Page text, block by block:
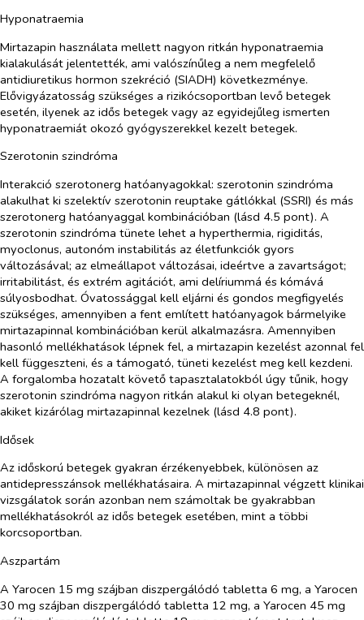
Hyponatraemia
Mirtazapin használata mellett nagyon ritkán hyponatraemia
kialakulását jelentették, ami valószínűleg a nem megfelelő
antidiuretikus hormon szekréció (SIADH) következménye.
Elővigyázatosság szükséges a rizikócsoportban levő betegek
esetén, ilyenek az idős betegek vagy az egyidejűleg ismerten
hyponatraemiát okozó gyógyszerekkel kezelt betegek.
Szerotonin szindróma
Interakció szerotonerg hatóanyagokkal: szerotonin szindróma
alakulhat ki szelektív szerotonin reuptake gátlókkal (SSRI) és más
szerotonerg hatóanyaggal kombinációban (lásd 4.5 pont). A
szerotonin szindróma tünete lehet a hyperthermia, rigiditás,
myoclonus, autonóm instabilitás az életfunkciók gyors
változásával; az elmeállapot változásai, ideértve a zavartságot;
irritabilitást, és extrém agitációt, ami delíriummá és kómává
súlyosbodhat. Óvatossággal kell eljárni és gondos megfigyelés
szükséges, amennyiben a fent említett hatóanyagok bármelyike
mirtazapinnal kombinációban kerül alkalmazásra. Amennyiben
hasonló mellékhatások lépnek fel, a mirtazapin kezelést azonnal fel
kell függeszteni, és a támogató, tüneti kezelést meg kell kezdeni.
A forgalomba hozatalt követő tapasztalatokból úgy tűnik, hogy
szerotonin szindróma nagyon ritkán alakul ki olyan betegeknél,
akiket kizárólag mirtazapinnal kezelnek (lásd 4.8 pont).
Idősek
Az időskorú betegek gyakran érzékenyebbek, különösen az
antidepresszánsok mellékhatásaira. A mirtazapinnal végzett klinikai
vizsgálatok során azonban nem számoltak be gyakrabban
mellékhatásokról az idős betegek esetében, mint a többi
korcsoportban.
Aszpartám
A Yarocen 15 mg szájban diszpergálódó tabletta 6 mg, a Yarocen
30 mg szájban diszpergálódó tabletta 12 mg, a Yarocen 45 mg